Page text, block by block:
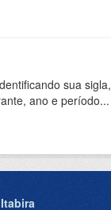
sua
ano e período...